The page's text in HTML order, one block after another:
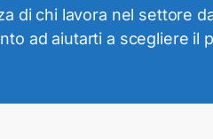
di chi lavora nel settore
ad aiutarti a scegliere il